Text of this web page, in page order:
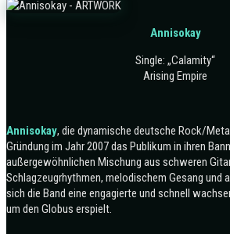
Annisokay
Single: „Calamity“
Arising Empire
Annisokay, die dynamische deutsche Rock/
Gründung im Jahr 2007 das Publikum in ihren
außergewöhnlichen Mischung aus schweren
Schlagzeugrhythmen, melodischem Gesang und
sich die Band eine engagierte und schnell
um den Globus erspielt.